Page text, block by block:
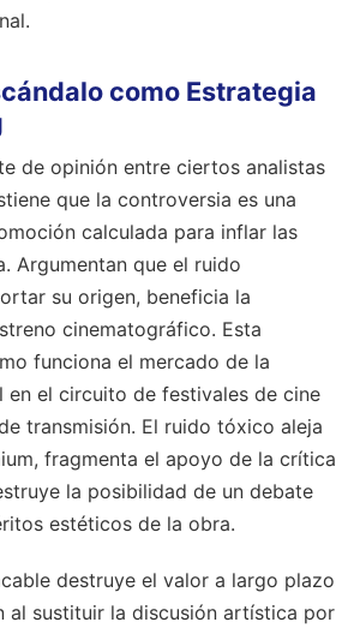
como Estrategia
de opinión entre ciertos analistas
que la controversia es una
calculada para inflar las
Argumentan que el ruido
su origen, beneficia la
cinematográfico. Esta
funciona el mercado de la
el circuito de festivales de cine
transmisión. El ruido tóxico aleja
fragmenta el apoyo de la crítica
la posibilidad de un debate
estéticos de la obra.
destruye el valor a largo plazo
al sustituir la discusión artística por